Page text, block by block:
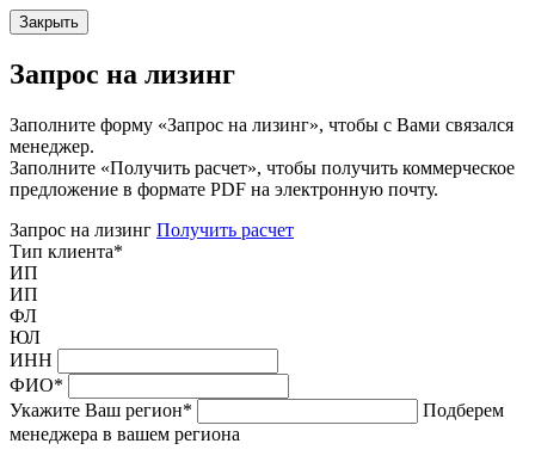
Закрыть
Запрос на лизинг
Заполните форму «Запрос на лизинг», чтобы с Вами связался
менеджер.
Заполните «Получить расчет», чтобы получить коммерческое
предложение в формате PDF на электронную почту.
Запрос на лизинг Получить расчет
Тип клиента*
ИП
ИП
ФЛ
ЮЛ
ИНН
ФИО*
Укажите Ваш регион*
Подберем
менеджера в вашем региона